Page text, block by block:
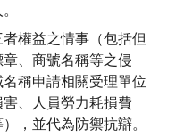
權益之情事（包括但
、商號名稱等之侵
稱申請相關受理單位
、人員勞力耗損費
，並代為防禦抗辯。